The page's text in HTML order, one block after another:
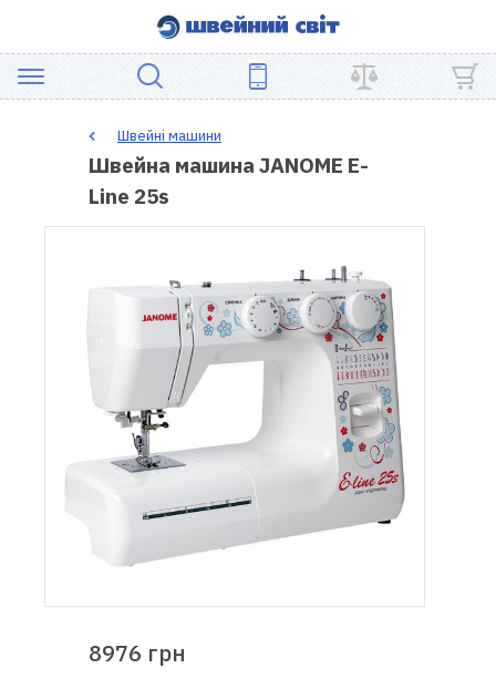
ШВЕЙНЕ
ОБЛАДНАННЯ
ПЕЧВОРКУ
АКСЕСУАРИ
Доставка
Гарантія
Швейні машини
Швейна машина JANOME E-
Line 25s
8976 грн